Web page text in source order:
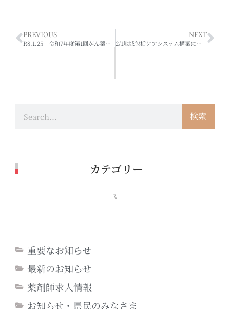
PREVIOUS
R8.1.25 令和7年度第1回がん薬物療法における薬薬連携研修会⁂資料について⁂
NEXT
2/1地域包括ケアシステム構築に向けた薬薬連携研修会～資料について～
検索
カテゴリー
⑊
重要なお知らせ
最新のお知らせ
薬剤師求人情報
お知らせ・県民のみなさま